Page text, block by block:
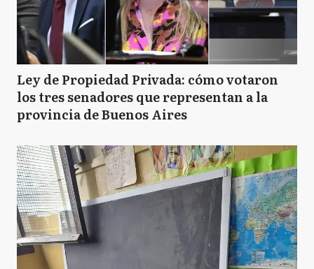
Ley de Propiedad Privada: cómo votaron
los tres senadores que representan a la
provincia de Buenos Aires